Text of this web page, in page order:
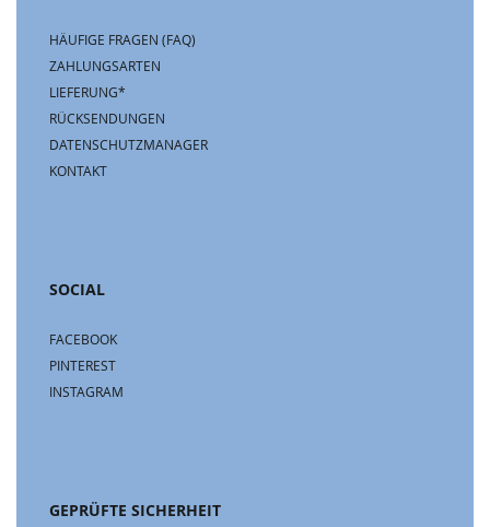
HÄUFIGE FRAGEN (FAQ)
ZAHLUNGSARTEN
LIEFERUNG*
RÜCKSENDUNGEN
DATENSCHUTZMANAGER
KONTAKT
SOCIAL
FACEBOOK
PINTEREST
INSTAGRAM
GEPRÜFTE SICHERHEIT